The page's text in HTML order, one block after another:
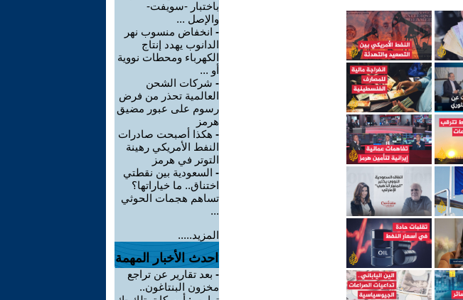
باختبار -سويفت-
والإصل ...
- انخفاض منسوب نهر
الدانوب يهدد إنتاج
الكهرباء ومحطات نووية
أو ...
- شركات الشحن
العالمية تحذر من فرض
رسوم على عبور مضيق
هرمز
- هكذا أصبحت صادرات
النفط الأمريكي رهينة
التوتر في هرمز
- السعودية بين نقطتي
اختناق.. ما خياراتها؟
تساهم هجمات الحوثي
...
المزيد.....
احدث الأخبار المهمة
- بعد تقارير عن تراجع
مخزون البنتاغون..